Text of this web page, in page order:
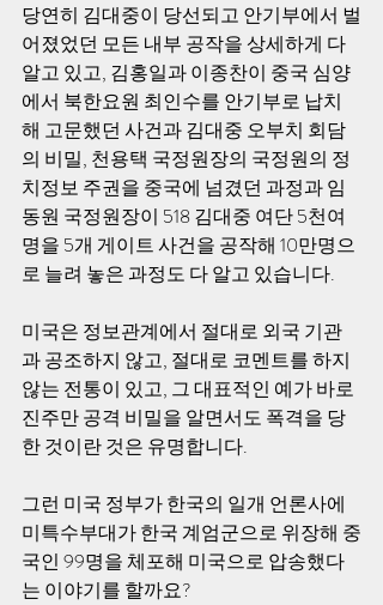
당연히 김대중이 당선되고 안기부에서 벌
어졌었던 모든 내부 공작을 상세하게 다
알고 있고, 김홍일과 이종찬이 중국 심양
에서 북한요원 최인수를 안기부로 납치
해 고문했던 사건과 김대중 오부치 회담
의 비밀, 천용택 국정원장의 국정원의 정
치정보 주권을 중국에 넘겼던 과정과 임
동원 국정원장이 518 김대중 여단 5천여
명을 5개 게이트 사건을 공작해 10만명으
로 늘려 놓은 과정도 다 알고 있습니다.
미국은 정보관계에서 절대로 외국 기관
과 공조하지 않고, 절대로 코멘트를 하지
않는 전통이 있고, 그 대표적인 예가 바로
진주만 공격 비밀을 알면서도 폭격을 당
한 것이란 것은 유명합니다.
그런 미국 정부가 한국의 일개 언론사에
미특수부대가 한국 계엄군으로 위장해 중
국인 99명을 체포해 미국으로 압송했다
는 이야기를 할까요?